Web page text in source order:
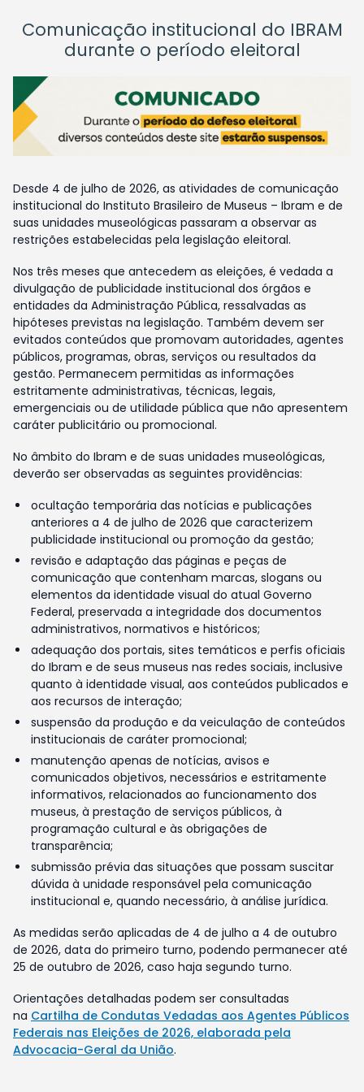
Comunicação institucional do IBRAM
durante o período eleitoral
Desde 4 de julho de 2026, as atividades de comunicação
institucional do Instituto Brasileiro de Museus – Ibram e de
suas unidades museológicas passaram a observar as
restrições estabelecidas pela legislação eleitoral.
Nos três meses que antecedem as eleições, é vedada a
divulgação de publicidade institucional dos órgãos e
entidades da Administração Pública, ressalvadas as
hipóteses previstas na legislação. Também devem ser
evitados conteúdos que promovam autoridades, agentes
públicos, programas, obras, serviços ou resultados da
gestão. Permanecem permitidas as informações
estritamente administrativas, técnicas, legais,
emergenciais ou de utilidade pública que não apresentem
caráter publicitário ou promocional.
No âmbito do Ibram e de suas unidades museológicas,
deverão ser observadas as seguintes providências:
ocultação temporária das notícias e publicações
anteriores a 4 de julho de 2026 que caracterizem
publicidade institucional ou promoção da gestão;
revisão e adaptação das páginas e peças de
comunicação que contenham marcas, slogans ou
elementos da identidade visual do atual Governo
Federal, preservada a integridade dos documentos
administrativos, normativos e históricos;
adequação dos portais, sites temáticos e perfis oficiais
do Ibram e de seus museus nas redes sociais, inclusive
quanto à identidade visual, aos conteúdos publicados e
aos recursos de interação;
suspensão da produção e da veiculação de conteúdos
institucionais de caráter promocional;
manutenção apenas de notícias, avisos e
comunicados objetivos, necessários e estritamente
informativos, relacionados ao funcionamento dos
museus, à prestação de serviços públicos, à
programação cultural e às obrigações de
transparência;
submissão prévia das situações que possam suscitar
dúvida à unidade responsável pela comunicação
institucional e, quando necessário, à análise jurídica.
As medidas serão aplicadas de 4 de julho a 4 de outubro
de 2026, data do primeiro turno, podendo permanecer até
25 de outubro de 2026, caso haja segundo turno.
Orientações detalhadas podem ser consultadas
na Cartilha de Condutas Vedadas aos Agentes Públicos
Federais nas Eleições de 2026, elaborada pela
Advocacia-Geral da União.